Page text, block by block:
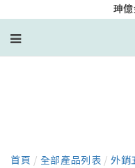
珅
首頁 / 全部產品列表 / 外銷